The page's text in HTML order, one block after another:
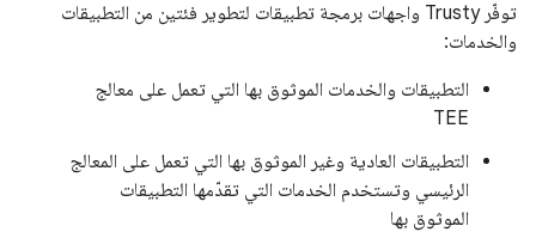
توفّر Trusty واجهات برمجة تطبيقات لتطوير فئتين من التطبيقات
والخدمات:
التطبيقات والخدمات الموثوق بها التي تعمل على معالج
TEE
التطبيقات العادية وغير الموثوق بها التي تعمل على المعالج
الرئيسي وتستخدم الخدمات التي تقدّمها التطبيقات
الموثوق بها